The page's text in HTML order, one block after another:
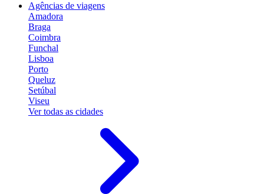
Agências de viagens
Amadora
Braga
Coimbra
Funchal
Lisboa
Porto
Queluz
Setúbal
Viseu
Ver todas as cidades